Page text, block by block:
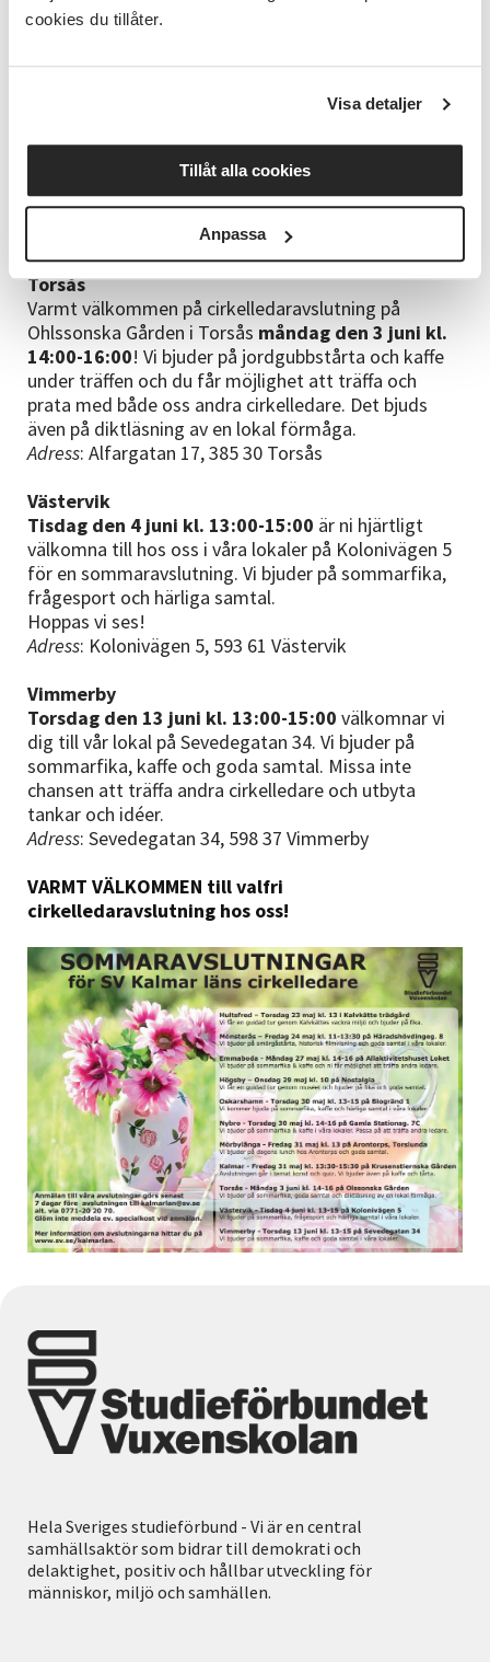
cookies du tillåter.
Visa detaljer
Tillåt alla cookies
Anpassa
Fredag den 31 maj kl. 13:30-15:30välkomnar vi
Gården. Avslutningen
kommer gå i temat konst och quiz och ni får träffa
en av våra duktiga kamratcirklar i målning i Kalmar.
Vi bjuder även på kaffe och tårta samt pratar om
ledare och gå runt i den vackra trädgården.
Stora Dammgatan 9, 392 46 Kalmar
Torsås
Varmt välkommen på cirkelledaravslutning på
Ohlssonska Gården i Torsås måndag den 3 juni kl.
14:00-16:00! Vi bjuder på jordgubbstårta och kaffe
under träffen och du får möjlighet att träffa och
prata med både oss andra cirkelledare. Det bjuds
även på diktläsning av en lokal förmåga.
Adress: Alfargatan 17, 385 30 Torsås
Västervik
Tisdag den 4 juni kl. 13:00-15:00 är ni hjärtligt
välkomna till hos oss i våra lokaler på Kolonivägen 5
för en sommaravslutning. Vi bjuder på sommarfika,
frågesport och härliga samtal.
Hoppas vi ses!
Adress: Kolonivägen 5, 593 61 Västervik
Vimmerby
Torsdag den 13 juni kl. 13:00-15:00 välkomnar vi
dig till vår lokal på Sevedegatan 34. Vi bjuder på
sommarfika, kaffe och goda samtal. Missa inte
chansen att träffa andra cirkelledare och utbyta
tankar och idéer.
Adress: Sevedegatan 34, 598 37 Vimmerby
VARMT VÄLKOMMEN till valfri
cirkelledaravslutning hos oss!
Hela Sveriges studieförbund - Vi är en central
samhällsaktör som bidrar till demokrati och
delaktighet, positiv och hållbar utveckling för
människor, miljö och samhällen.